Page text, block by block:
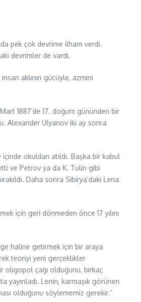
pek çok devrime ilham verdi.
devrimler de vardı.
aklının gücüyle, azmini
1887’de 17. doğum gününden bir
Alexander Ulyanov iki ay sonra
okuldan atıldı. Başka bir kabul
ve Petrov ya da K. Tulin gibi
Daha sonra Sibirya’daki Lena
için geri dönmeden önce 17 yılını
haline getirmek için bir araya
teoriyi yeni gerçeklikler
oligopol çağı olduğunu, birkaç
yayınladı. Lenin, karmaşık görünen
olduğunu söylememiz gerekir.”